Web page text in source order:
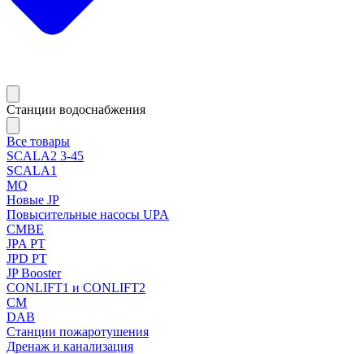
Станции водоснабжения
Все товары
SCALA2 3-45
SCALA1
MQ
Новые JP
Повысительные насосы UPA
CMBE
JPA PT
JPD PT
JP Booster
CONLIFT1 и CONLIFT2
CM
DAB
Станции пожаротушения
Дренаж и канализация